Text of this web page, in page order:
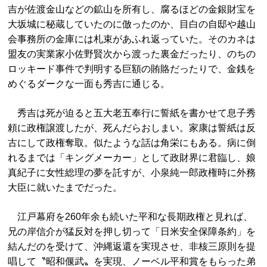
吉が佐渡金山などの鉱山を所有し、腐るほどの金銀財宝を
大坂城に秘蔵していたのに倣ったのか、目白の自邸や越山
会事務所の金庫には札束があふれ返っていた。そのカネは
盟友の実業家小佐野賢次から渡った裏金だったり、のちの
ロッキード事件で判明する巨額の賄賂だったりで、金銭を
めぐるダークな一面も秀吉に通じる。
秀吉は死が迫ると五大老五奉行に誓紙を書かせて息子秀
頼に政権譲渡したが、死んだらおしまい。家康は誓紙は反
古にして政権奪取。似たような話は角栄にもある。病に倒
れるまでは「キングメーカー」として政財界に君臨し、娘
真紀子に女性総理の夢を託すが、小泉純一郎政権時に外務
大臣に就いたまでだった。
江戸幕府を260年余も続いた平和な長期政権と見れば、
兄の岸信介が猛反対を押し切って「日米安全保障条約」を
結んだのを受けて、沖縄返還を実現させ、非核三原則を提
唱して〝昭和偃武〟を実現、ノーベル平和賞をもらった弟